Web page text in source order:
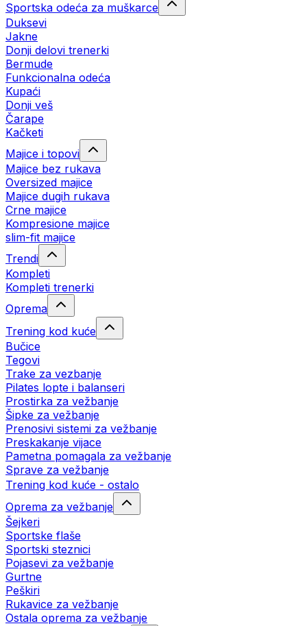
Sportska odeća za muškarce
Duksevi
Jakne
Donji delovi trenerki
Bermude
Funkcionalna odeća
Kupaći
Donji veš
Čarape
Kačketi
Majice i topovi
Majice bez rukava
Oversized majice
Majice dugih rukava
Crne majice
Kompresione majice
slim-fit majice
Trendi
Kompleti
Kompleti trenerki
Oprema
Trening kod kuće
Bučice
Tegovi
Trake za vezbanje
Pilates lopte i balanseri
Prostirka za vežbanje
Šipke za vežbanje
Prenosivi sistemi za vežbanje
Preskakanje vijace
Pametna pomagala za vežbanje
Sprave za vežbanje
Trening kod kuće - ostalo
Oprema za vežbanje
Šejkeri
Sportske flaše
Sportski steznici
Pojasevi za vežbanje
Gurtne
Peškiri
Rukavice za vežbanje
Ostala oprema za vežbanje